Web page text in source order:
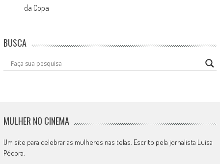
da Copa
BUSCA
MULHER NO CINEMA
Um site para celebrar as mulheres nas telas. Escrito pela jornalista Luísa
Pécora.